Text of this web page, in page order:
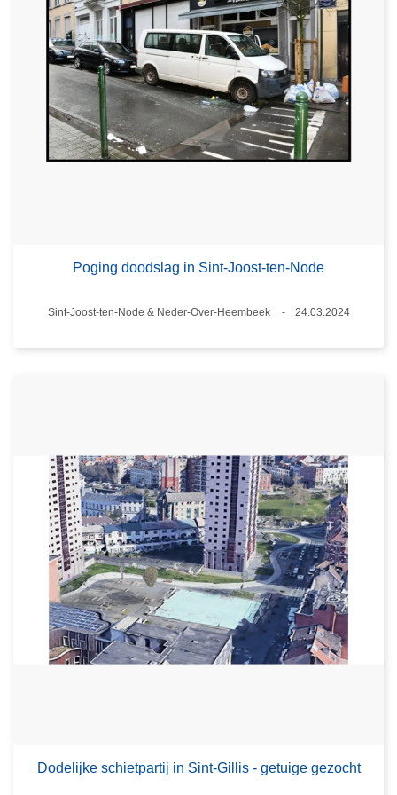
Poging doodslag in Sint-Joost-ten-Node
Plaats
Sint-Joost-ten-Node & Neder-Over-Heembeek
24.03.2024
Dodelijke schietpartij in Sint-Gillis - getuige gezocht